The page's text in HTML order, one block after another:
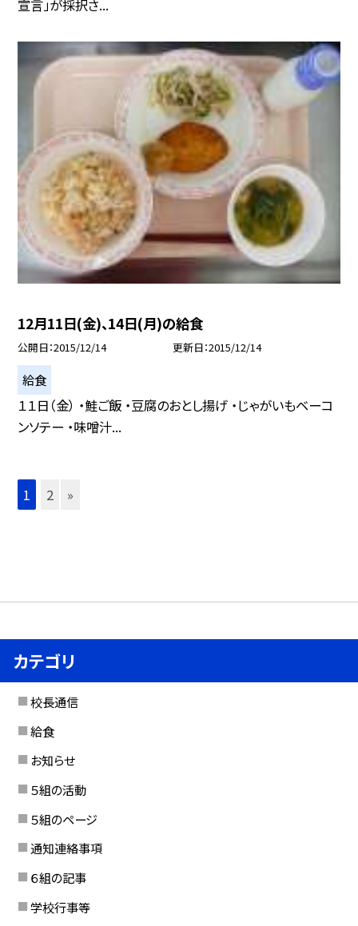
宣言」が採択さ...
12月11日(金)、14日(月)の給食
公開日 2015/12/14 更新日 2015/12/14
給食
１１日（金） ・鮭ご飯 ・豆腐のおとし揚げ ・じゃがいもベーコ
ンソテー ・味噌汁...
1 2 »
カテゴリ
校長通信
給食
お知らせ
５組の活動
５組のページ
通知連絡事項
６組の記事
学校行事等